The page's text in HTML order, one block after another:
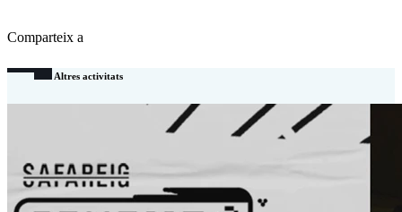
Comparteix a
Altres activitats